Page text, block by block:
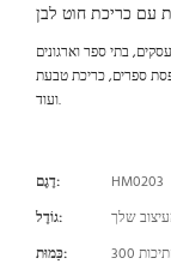
בתי ספר וארגונים
ספרים, כריכת טבעת
ועוד.
דֶגֶם:
HM0203
גוֹדֶל:
שלך
כַּמוּת:
חתיכות